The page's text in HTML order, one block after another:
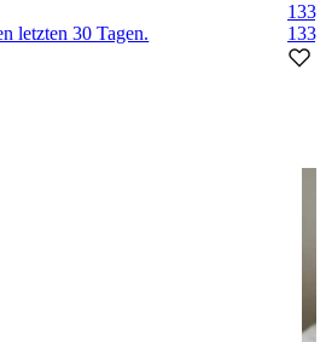
letzten 30 Tagen.